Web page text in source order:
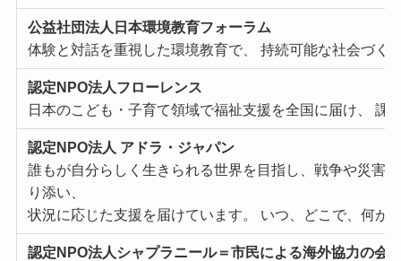
公益社団法⼈⽇本環境教育フォーラム
体験と対話を重視した環境教育で、 持続可能な社会づく
認定NPO法⼈フローレンス
⽇本のこども・⼦育て領域で福祉⽀援を全国に届け、 課
認定NPO法⼈ アドラ・ジャパン
誰もが⾃分らしく⽣きられる世界を⽬指し、戦争や災害
り添い、
状況に応じた⽀援を届けています。 いつ、どこで、何が
認定NPO法⼈シャプラニール＝市⺠による海外協⼒の会